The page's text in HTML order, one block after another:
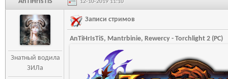
12-10-2019 11:10
Знатный водила
ЗИЛа
Записи стримов
AnTiHrIsTiS, Mantrbinie, Rewercy - Torchlight 2 (PC)